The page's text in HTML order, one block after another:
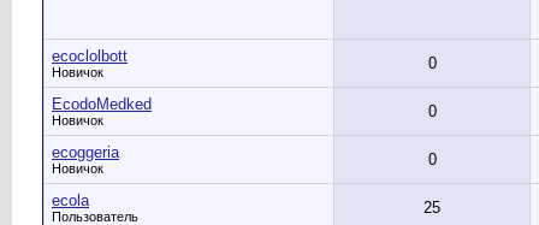
ecoclolbott
Новичок 0
EcodoMedked
Новичок 0
ecoggeria
Новичок 0
ecola
Пользователь 25